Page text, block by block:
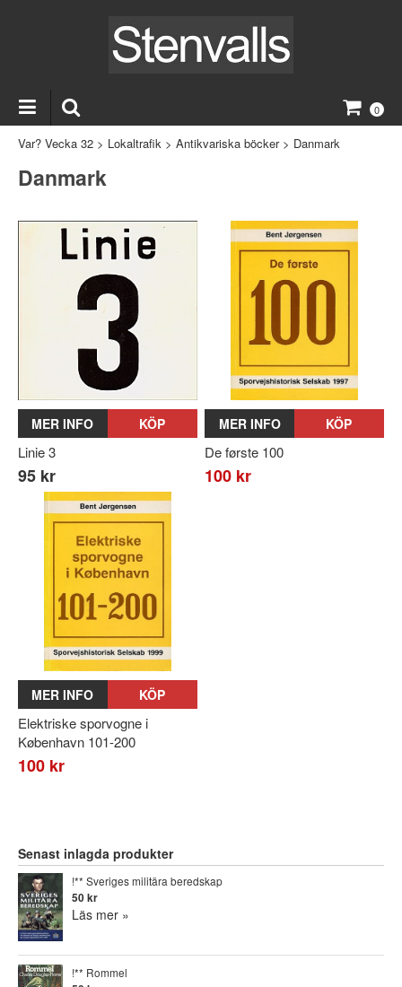
0
Var? Vecka 32 > Lokaltrafik > Antikvariska böcker> Danmark
Danmark
MER INFO KÖP
Linie 3
95 kr
MER INFO KÖP
De første 100
100 kr
MER INFO KÖP
Elektriske sporvogne i
København 101-200
100 kr
Senast inlagda produkter
!** Sveriges militära beredskap
50 kr
Läs mer »
!** Rommel